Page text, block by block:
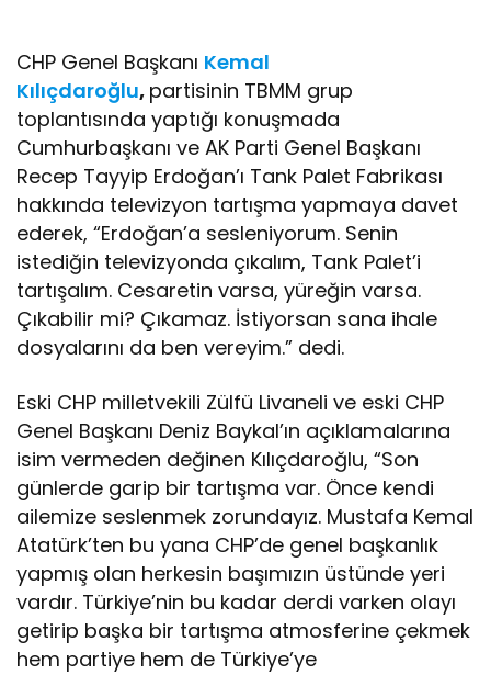
CHP Genel Başkanı Kemal
Kılıçdaroğlu, partisinin TBMM grup
toplantısında yaptığı konuşmada
Cumhurbaşkanı ve AK Parti Genel Başkanı
Recep Tayyip Erdoğan’ı Tank Palet Fabrikası
hakkında televizyon tartışma yapmaya davet
ederek, “Erdoğan’a sesleniyorum. Senin
istediğin televizyonda çıkalım, Tank Palet’i
tartışalım. Cesaretin varsa, yüreğin varsa.
Çıkabilir mi? Çıkamaz. İstiyorsan sana ihale
dosyalarını da ben vereyim.” dedi.
Eski CHP milletvekili Zülfü Livaneli ve eski CHP
Genel Başkanı Deniz Baykal’ın açıklamalarına
isim vermeden değinen Kılıçdaroğlu, “Son
günlerde garip bir tartışma var. Önce kendi
ailemize seslenmek zorundayız. Mustafa Kemal
Atatürk’ten bu yana CHP’de genel başkanlık
yapmış olan herkesin başımızın üstünde yeri
vardır. Türkiye’nin bu kadar derdi varken olayı
getirip başka bir tartışma atmosferine çekmek
hem partiye hem de Türkiye’ye